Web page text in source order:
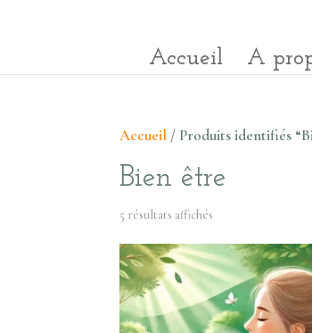
Accueil A
Accueil / Produits identifiés
Bien être
5 résultats affichés